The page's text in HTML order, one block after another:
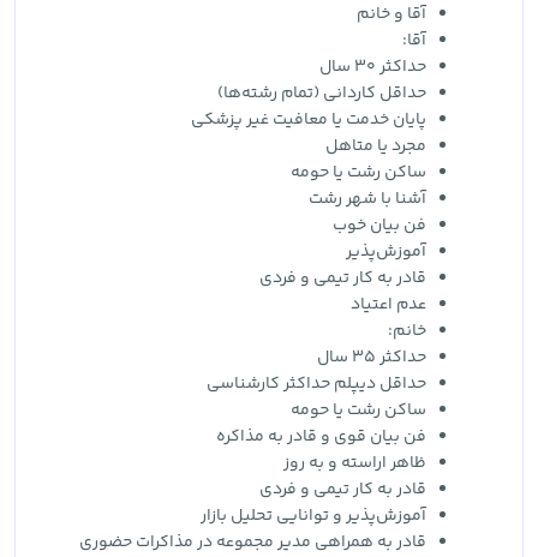
آقا و خانم
آقا:
حداکثر 30 سال
حداقل کاردانی (تمام رشته‌ها)
پایان خدمت یا معافیت غیر پزشکی
مجرد یا متاهل
ساکن رشت یا حومه
آشنا با شهر رشت
فن بیان خوب
آموزش‌پذیر
قادر به کار تیمی و فردی
عدم اعتیاد
خانم:
حداکثر 35 سال
حداقل دیپلم حداکثر کارشناسی
ساکن رشت یا حومه
فن بیان قوی و قادر به مذاکره
ظاهر اراسته و به روز
قادر به کار تیمی و فردی
آموزش‌پذیر و توانایی تحلیل بازار
قادر به همراهی مدیر مجموعه در مذاکرات حضوری